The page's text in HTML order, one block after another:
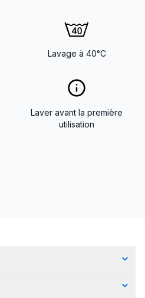
Lavage à 40°C
Laver avant la première
utilisation